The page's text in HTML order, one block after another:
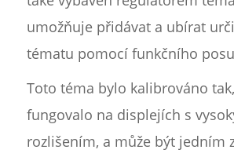
umožňuje přidávat a ubírat
tématu pomocí funkčního
Toto téma bylo kalibrováno
fungovalo na displejích s
rozlišením, a může být jedním